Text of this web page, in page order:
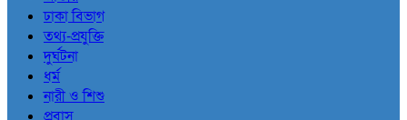
ঢাকা বিভাগ
তথ্য-প্রযুক্তি
দুর্ঘটনা
ধর্ম
নারী ও শিশু